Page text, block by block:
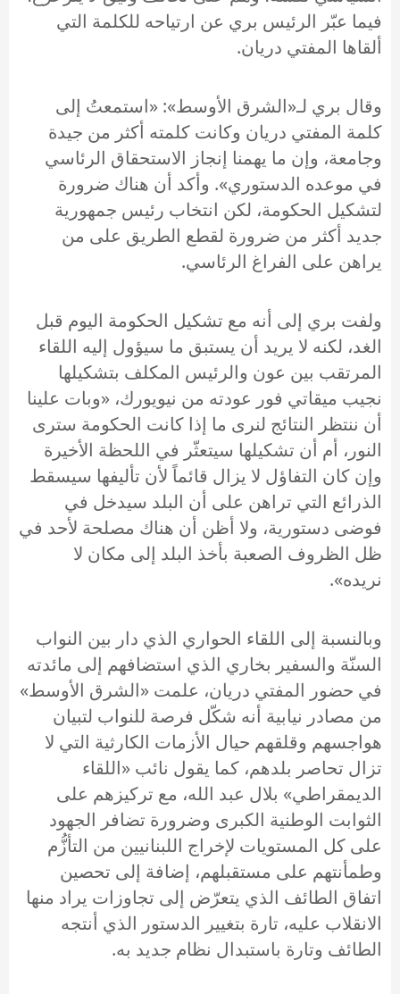
فيما عبّر الرئيس بري عن ارتياحه للكلمة التي
ألقاها المفتي دريان.
وقال بري لـ«الشرق الأوسط»: «استمعتُ إلى
كلمة المفتي دريان وكانت كلمته أكثر من جيدة
وجامعة، وإن ما يهمنا إنجاز الاستحقاق الرئاسي
في موعده الدستوري». وأكد أن هناك ضرورة
لتشكيل الحكومة، لكن انتخاب رئيس جمهورية
جديد أكثر من ضرورة لقطع الطريق على من
يراهن على الفراغ الرئاسي.
ولفت بري إلى أنه مع تشكيل الحكومة اليوم قبل
الغد، لكنه لا يريد أن يستبق ما سيؤول إليه اللقاء
المرتقب بين عون والرئيس المكلف بتشكيلها
نجيب ميقاتي فور عودته من نيويورك، «وبات علينا
أن ننتظر النتائج لنرى ما إذا كانت الحكومة سترى
النور، أم أن تشكيلها سيتعثّر في اللحظة الأخيرة
وإن كان التفاؤل لا يزال قائماً لأن تأليفها سيسقط
الذرائع التي تراهن على أن البلد سيدخل في
فوضى دستورية، ولا أظن أن هناك مصلحة لأحد في
ظل الظروف الصعبة بأخذ البلد إلى مكان لا
نريده».
وبالنسبة إلى اللقاء الحواري الذي دار بين النواب
السنّة والسفير بخاري الذي استضافهم إلى مائدته
في حضور المفتي دريان، علمت «الشرق الأوسط»
من مصادر نيابية أنه شكّل فرصة للنواب لتبيان
هواجسهم وقلقهم حيال الأزمات الكارثية التي لا
تزال تحاصر بلدهم، كما يقول نائب «اللقاء
الديمقراطي» بلال عبد الله، مع تركيزهم على
الثوابت الوطنية الكبرى وضرورة تضافر الجهود
على كل المستويات لإخراج اللبنانيين من التأزُّم
وطمأنتهم على مستقبلهم، إضافة إلى تحصين
اتفاق الطائف الذي يتعرّض إلى تجاوزات يراد منها
الانقلاب عليه، تارة بتغيير الدستور الذي أنتجه
الطائف وتارة باستبدال نظام جديد به.